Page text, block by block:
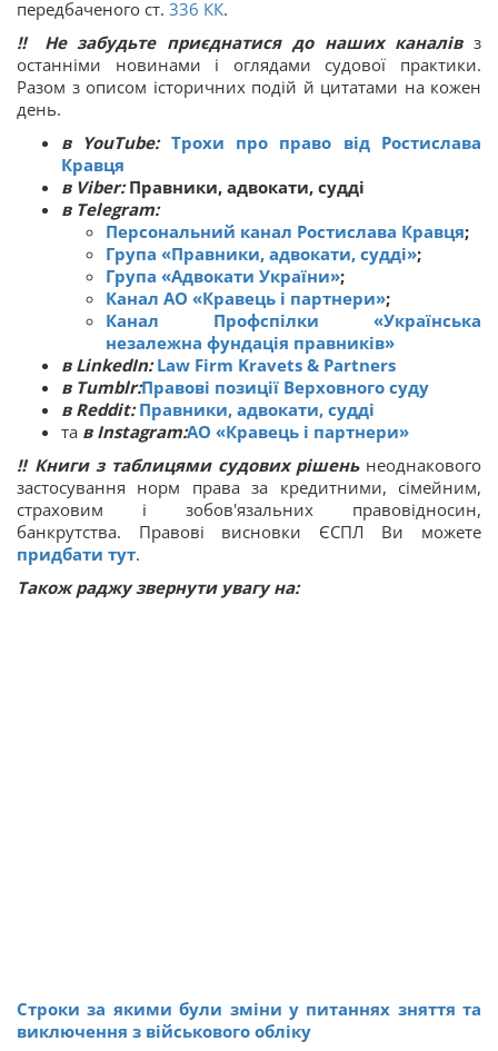
передбаченого ст. 336 КК.
‼ Не забудьте приєднатися до наших каналівз
останніми новинами і оглядами судової практики.
Разом з описом історичних подій й цитатами на кожен
день.
в YouTube: Трохи про право від Ростислава
Кравця
в Viber: Правники, адвокати, судді
в Telegram:
Персональний канал Ростислава Кравця;
Група «Правники, адвокати, судді»;
Група «Адвокати України»;
Канал АО «Кравець і партнери»;
Канал Профспілки «Українська
незалежна фундація правників»
в LinkedIn:Law Firm Kravets & Partners
в Tumblr:Правові позиції Верховного суду
в Reddit:Правники, адвокати, судді
та в Instagram:АО «Кравець і партнери»
‼ Книги з таблицями судових рішеньнеоднакового
застосування норм права за кредитними, сімейним,
страховим і зобов'язальних правовідносин,
банкрутства. Правові висновки ЄСПЛ Ви можете
придбати тут.
Також раджу звернути увагу на:
Строки за якими були зміни у питаннях зняття та
виключення з військового обліку